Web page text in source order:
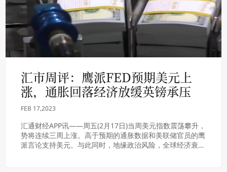
汇市周评：鹰派FED预期美元上
涨，通胀回落经济放缓英镑承压
FEB 17,2023
汇通财经APP讯——周五(2月17日)当周美元指数震荡攀升，
势将连续三周上涨。高于预期的通胀数据和美联储官员的鹰
派言论支持美元。与此同时，地缘政治风险，全球经济衰退